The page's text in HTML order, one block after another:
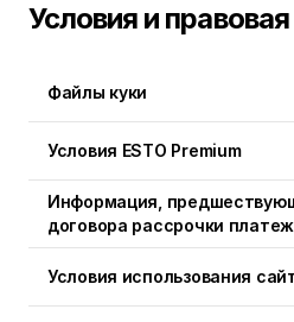
Условия и
Файлы куки
Условия ESTO Premium
Информация,
договора рассрочки
Условия использования